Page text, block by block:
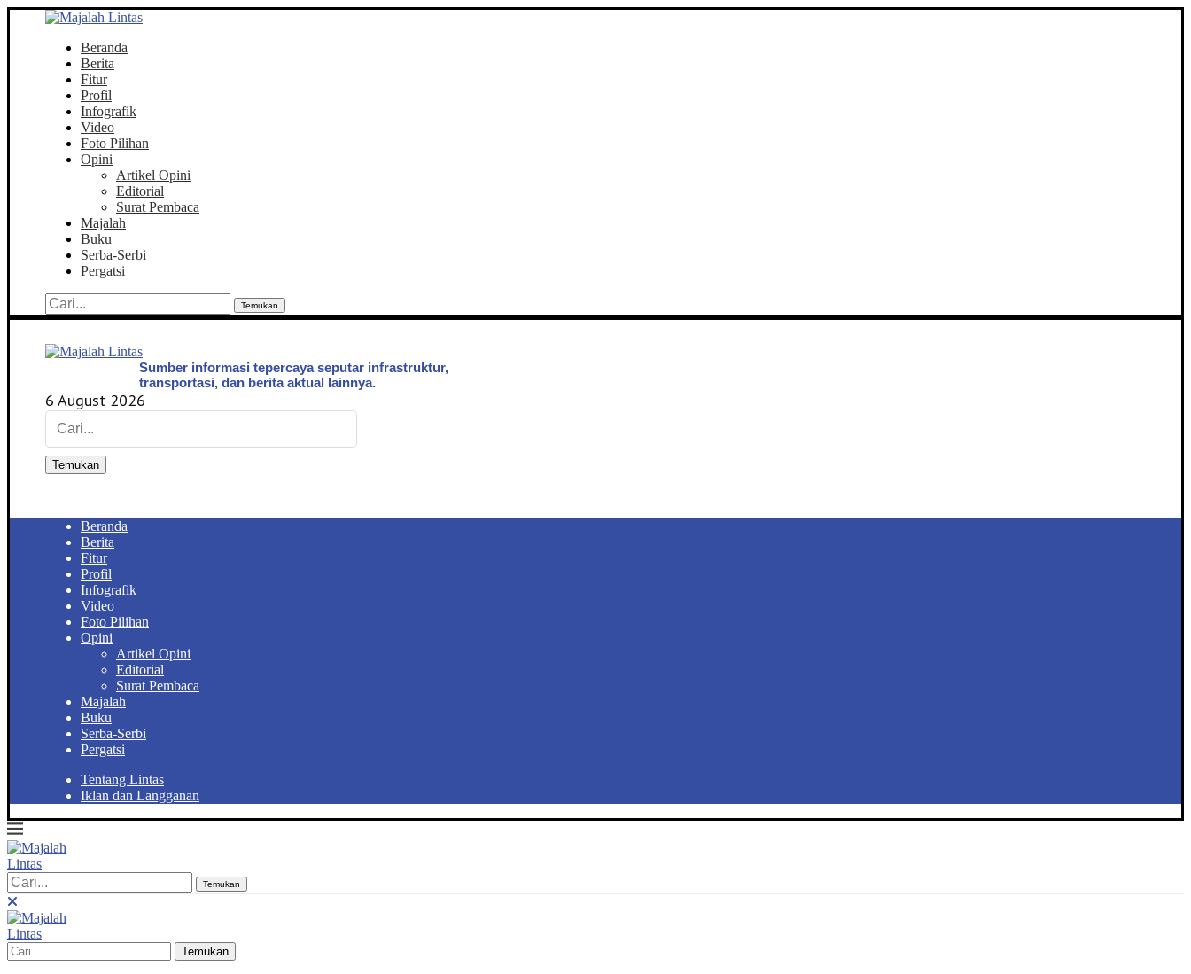
Beranda
Berita
Fitur
Profil
Infografik
Video
Foto Pilihan
Opini
Artikel Opini
Editorial
Surat Pembaca
Majalah
Buku
Serba-Serbi
Pergatsi
Temukan
Sumber informasi tepercaya seputar infrastruktur,
transportasi, dan berita aktual lainnya.
6 August 2026
Temukan
Beranda
Berita
Fitur
Profil
Infografik
Video
Foto Pilihan
Opini
Artikel Opini
Editorial
Surat Pembaca
Majalah
Buku
Serba-Serbi
Pergatsi
Tentang Lintas
Iklan dan Langganan
Temukan
Temukan